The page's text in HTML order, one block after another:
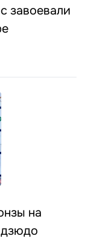
завоевали
на